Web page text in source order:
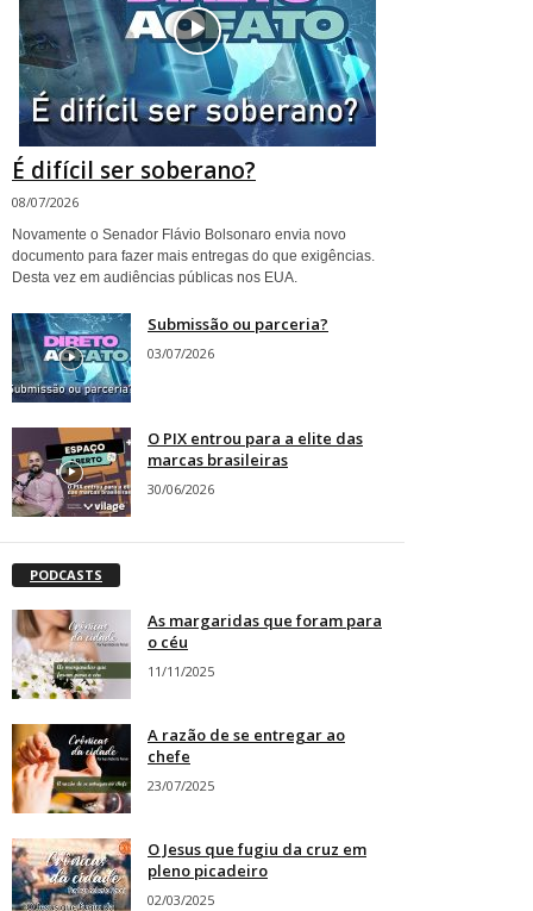
É difícil ser soberano?
08/07/2026
Novamente o Senador Flávio Bolsonaro envia novo
documento para fazer mais entregas do que exigências.
Desta vez em audiências públicas nos EUA.
Submissão ou parceria?
03/07/2026
O PIX entrou para a elite das
marcas brasileiras
30/06/2026
PODCASTS
As margaridas que foram para
o céu
11/11/2025
A razão de se entregar ao
chefe
23/07/2025
O Jesus que fugiu da cruz em
pleno picadeiro
02/03/2025